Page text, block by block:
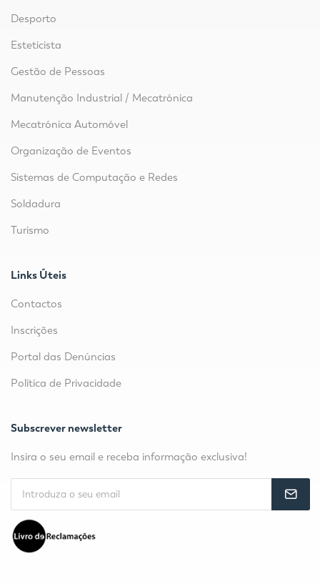
Desporto
Esteticista
Gestão de Pessoas
Manutenção Industrial / Mecatrónica
Mecatrónica Automóvel
Organização de Eventos
Sistemas de Computação e Redes
Soldadura
Turismo
Links Úteis
Contactos
Inscrições
Portal das Denúncias
Política de Privacidade
Subscrever newsletter
Insira o seu email e receba informação exclusiva!